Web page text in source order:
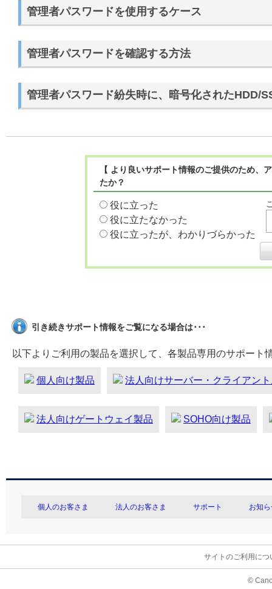
管理者パスワードを使用するケース
管理者パスワードを確認する方法
管理者パスワード紛失時に、暗号化されたHDD/
【 より良いサポート情報のご提供のため
たか？
役に立った
役に立たなかった
役に立ったが、わかりづらかった
引き続きサポート情報をご覧になる場合は･･･
以下よりご利用の製品を選択して、各製品専用のサポート
個人向け製品 法人向けサーバー・クライアン
法人向けゲートウェイ製品 SOHO向け製品
個人のお客さま 法人のお客さま サポート お知
サイトのご利用につ
©